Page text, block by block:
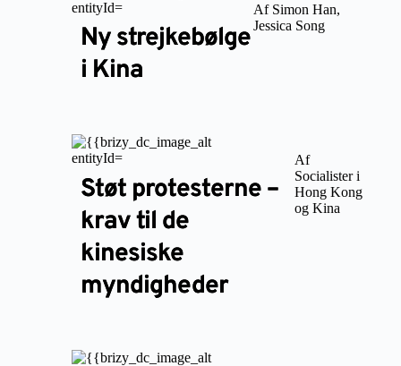
Ny strejkebølge
i Kina
Af Simon Han,
Jessica Song
Støt protesterne –
krav til de
kinesiske
myndigheder
Af
Socialister i
Hong Kong
og Kina